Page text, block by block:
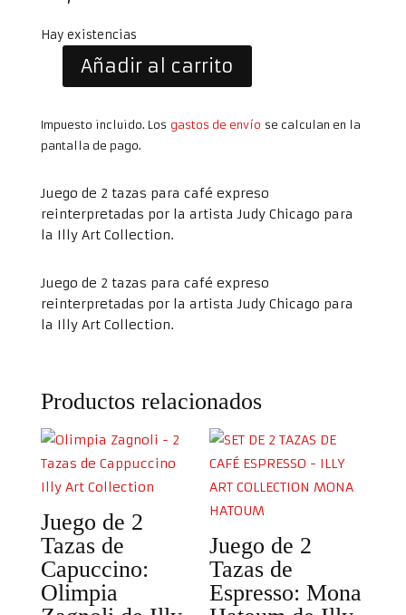
Hay existencias
2
Tazas
Chicago
de
Illy
Collection
cantidad
Añadir al carrito
Impuesto incluido. Los gastos de envío se calculan en la
pantalla de pago.
Juego de 2 tazas para café expreso
reinterpretadas por la artista Judy Chicago para
la Illy Art Collection.
Juego de 2 tazas para café expreso
reinterpretadas por la artista Judy Chicago para
la Illy Art Collection.
Productos relacionados
Juego de 2
Tazas de
Capuccino:
Olimpia
Juego de 2
Tazas de
Espresso: Mona